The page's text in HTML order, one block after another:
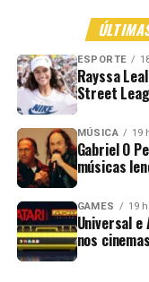
ESPORTE
Rayssa
Street
MÚSICA 19
Gabriel O
músicas
GAMES 19
Universal
nos